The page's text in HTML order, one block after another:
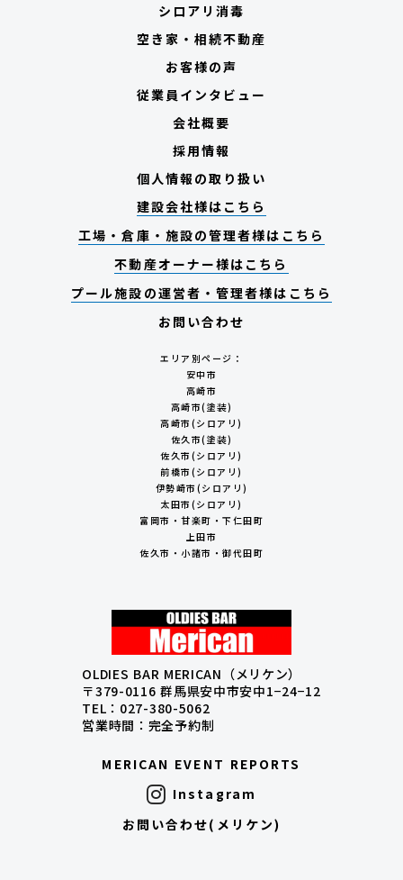
シロアリ消毒
空き家・相続不動産
お客様の声
従業員インタビュー
会社概要
採用情報
個人情報の取り扱い
建設会社様はこちら
工場・倉庫・施設の管理者様はこちら
不動産オーナー様はこちら
プール施設の運営者・管理者様はこちら
お問い合わせ
エリア別ページ：
安中市
高崎市
高崎市(塗装)
高崎市(シロアリ)
佐久市(塗装)
佐久市(シロアリ)
前橋市(シロアリ)
伊勢崎市(シロアリ)
太田市(シロアリ)
富岡市・甘楽町・下仁田町
上田市
佐久市・小諸市・御代田町
OLDIES BAR MERICAN（メリケン）
〒379-0116 群馬県安中市安中1−24−12
TEL：027-380-5062
営業時間：完全予約制
MERICAN EVENT REPORTS
Instagram
お問い合わせ(メリケン)